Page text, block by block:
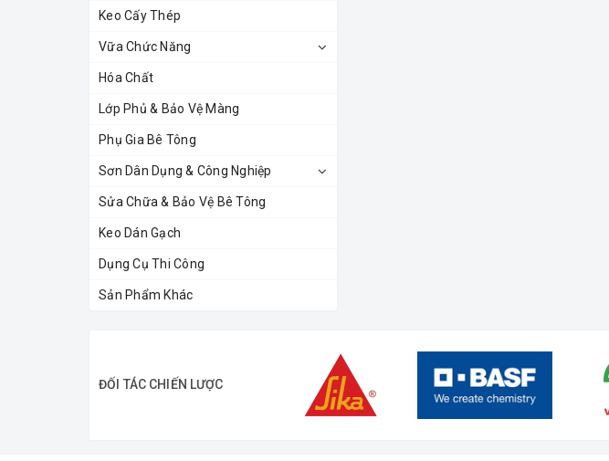
Keo Cấy Thép
Vữa Chức Năng
Hóa Chất
Lớp Phủ & Bảo Vệ Màng
Phụ Gia Bê Tông
Sơn Dân Dụng & Công Nghiệp
Sửa Chữa & Bảo Vệ Bê Tông
Keo Dán Gạch
Dụng Cụ Thi Công
Sản Phẩm Khác
ĐỐI TÁC CHIẾN LƯỢC